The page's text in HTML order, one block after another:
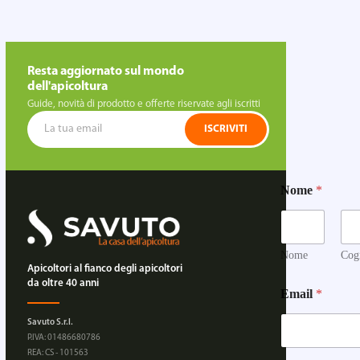
Resta aggiornato sul mondo
dell'apicoltura
Guide, novità di prodotto e offerte riservate agli iscritti
ISCRIVITI
Apicoltori al fianco degli apicoltori
da oltre 40 anni
Savuto S.r.l.
P.IVA: 01486680786
REA: CS - 101563
Nome *
Nome
Email *